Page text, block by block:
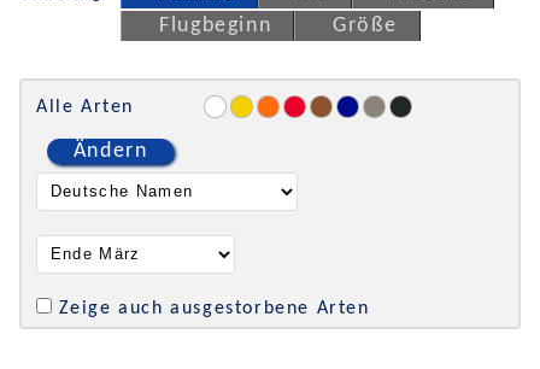
Flugbeginn
Größe
Alle Arten
Ändern
Zeige auch ausgestorbene Arten